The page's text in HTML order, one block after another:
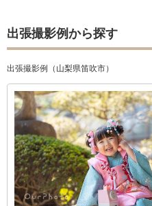
出張撮影例から探す
出張撮影例（山梨県笛吹市）